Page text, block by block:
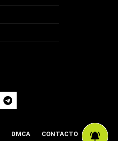
DMCA CONTACTO